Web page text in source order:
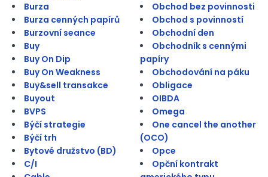
Burza
Burza cenných papírů
Burzovní seance
Buy
Buy On Dip
Buy On Weakness
Buy&sell transakce
Buyout
BVPS
Býčí strategie
Býčí trh
Bytové družstvo (BD)
C/I
Obchod bez povinnosti
Obchod s povinností
Obchodní den
Obchodník s cennými
papíry
Obchodování na páku
Obligace
OIBDA
Omega
One cancel the another
(OCO)
Opce
Opční kontrakt